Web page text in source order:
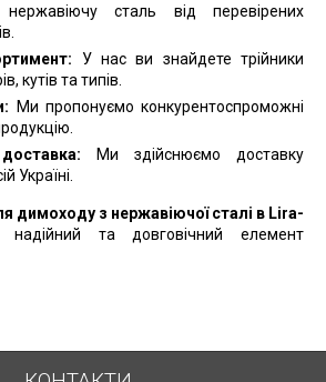
нержавіючу сталь від перевірених
У нас ви знайдете трійники
кутів та типів.
Ми пропонуємо конкурентоспроможні
Ми здійснюємо доставку
Україні.
димоходу з нержавіючої сталі в Lira-
надійний та довговічний елемент